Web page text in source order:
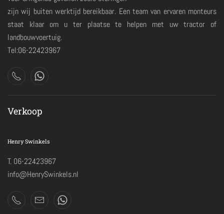
zijn wij buiten werktijd bereikbaar. Een team van ervaren monteurs
staat klaar om u ter plaatse te helpen met uw tractor of
landbouwvoertuig.
Tel:06-22423967
Verkoop
Henry Swinkels
T. 06-22423967
info@HenrySwinkels.nl